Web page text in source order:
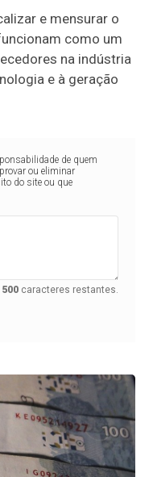
e mensurar o
como um
na indústria
e à geração
de quem
ou eliminar
do site ou que
500 caracteres restantes.